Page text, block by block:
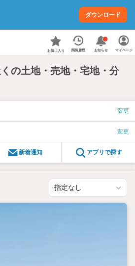
ダウンロード
お気に入り 閲覧履歴 お知らせ マイページ
くの土地・売地・宅地・分
変更
変更
新着通知 アプリで探す